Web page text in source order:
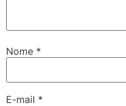
Nome *
E-mail *